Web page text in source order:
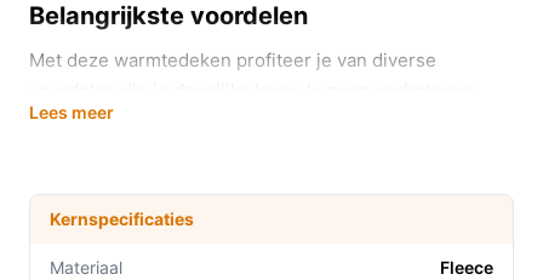
Belangrijkste voordelen
Met deze warmtedeken profiteer je van diverse
verbruikt in vergelijking met het verwarmen van
een hele ruimte.
Gebruiksgemak: Of je nu op de bank zit, in bed ligt
Lees meer
Kernspecificaties
Materiaal Fleece